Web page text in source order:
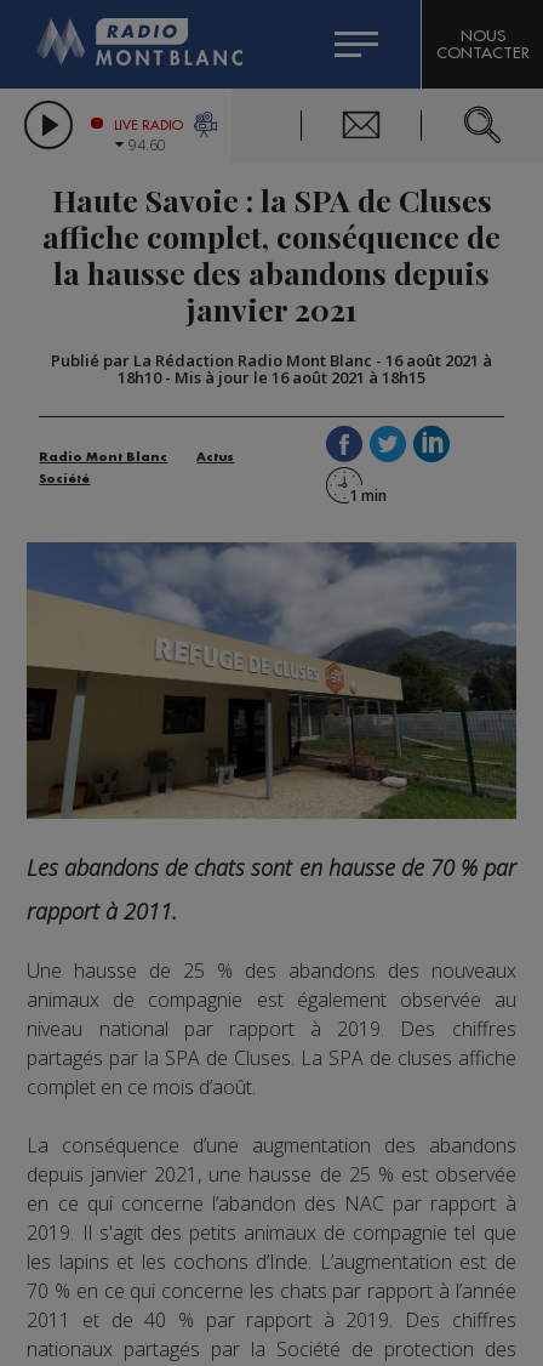
LES CHRONIQUES DE L'EXPERT
CITIZEN MACHINERY
GRAND MASSIF DOMAINES SKIABLES
BIGARD
COMPAGNIE DU MONT-BLANC
NOUS
CONTACTER
LIVE RADIO
94.60
Haute Savoie : la SPA de Cluses
affiche complet, conséquence de
la hausse des abandons depuis
janvier 2021
Publié par La Rédaction Radio Mont Blanc - 16 août 2021 à
18h10- Mis à jour le 16 août 2021 à 18h15
Radio Mont Blanc
Actus
Société
Les abandons de chats sont en hausse de 70 % par
rapport à 2011.
Une hausse de 25 % des abandons des nouveaux
animaux de compagnie est également observée au
niveau national par rapport à 2019. Des chiffres
partagés par la SPA de Cluses. La SPA de cluses affiche
complet en ce mois d’août.
La conséquence d’une augmentation des abandons
depuis janvier 2021, une hausse de 25 % est observée
en ce qui concerne l’abandon des NAC par rapport à
2019. Il s'agit des petits animaux de compagnie tel que
les lapins et les cochons d’Inde. L’augmentation est de
70 % en ce qui concerne les chats par rapport à l’année
2011 et de 40 % par rapport à 2019. Des chiffres
nationaux partagés par la Société de protection des